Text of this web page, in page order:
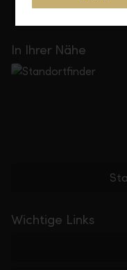
Feedback
In Ihrer Nähe
Wichtige Links